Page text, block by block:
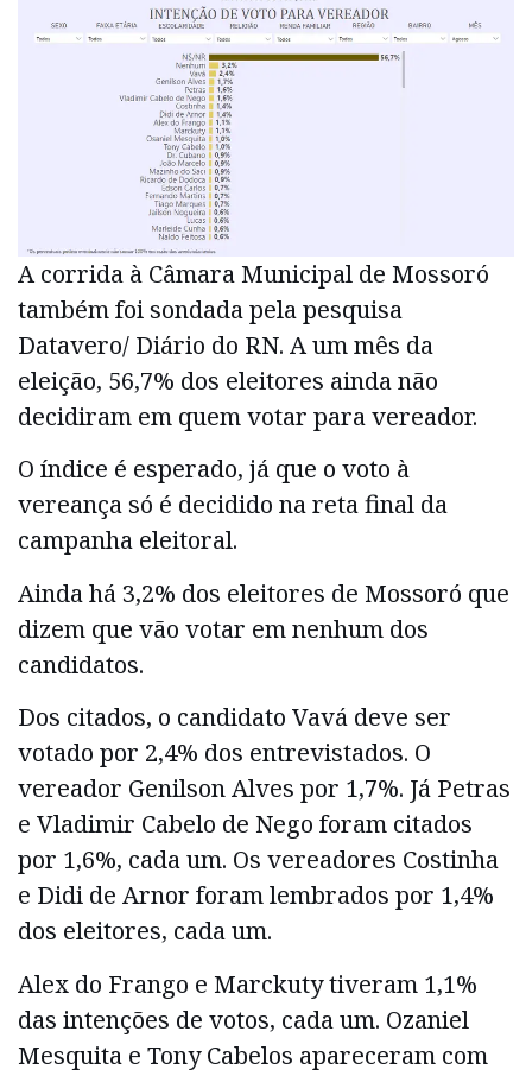
A corrida à Câmara Municipal de Mossoró
também foi sondada pela pesquisa
Datavero/ Diário do RN. A um mês da
eleição, 56,7% dos eleitores ainda não
decidiram em quem votar para vereador.
O índice é esperado, já que o voto à
vereança só é decidido na reta final da
campanha eleitoral.
Ainda há 3,2% dos eleitores de Mossoró que
dizem que vão votar em nenhum dos
candidatos.
Dos citados, o candidato Vavá deve ser
votado por 2,4% dos entrevistados. O
vereador Genilson Alves por 1,7%. Já Petras
e Vladimir Cabelo de Nego foram citados
por 1,6%, cada um. Os vereadores Costinha
e Didi de Arnor foram lembrados por 1,4%
dos eleitores, cada um.
Alex do Frango e Marckuty tiveram 1,1%
das intenções de votos, cada um. Ozaniel
Mesquita e Tony Cabelos apareceram com